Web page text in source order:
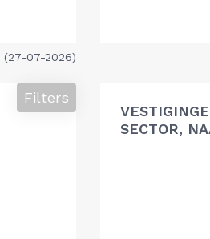
(27-07-2026)
Filters
SECTOR,